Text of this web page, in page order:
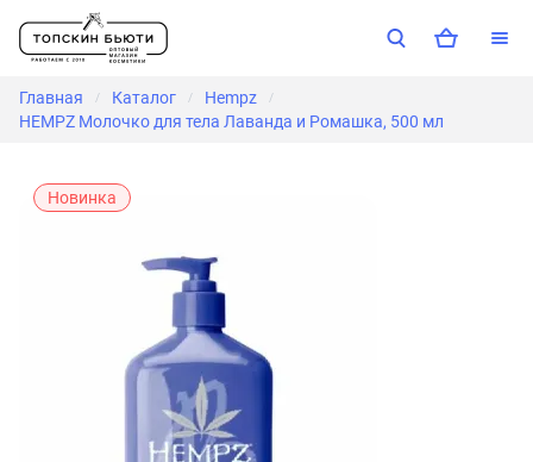
Главная / Каталог / Hempz /
HEMPZ Mолочко для тела Лаванда и Ромашка, 500 мл
Новинка